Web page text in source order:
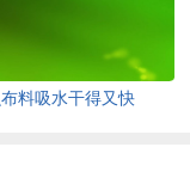
料吸水干得又快